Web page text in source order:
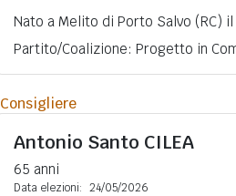
Nato a Melito di Porto Salvo (RC) il
Partito/Coalizione: Progetto in
Consigliere
Antonio Santo CILEA
65 anni
Data elezioni: 24/05/2026